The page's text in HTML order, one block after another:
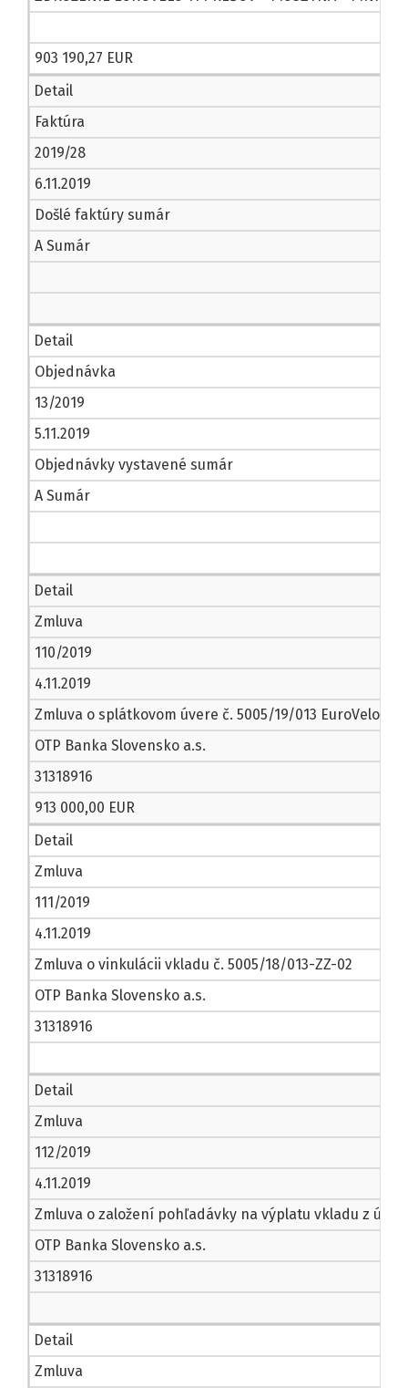
903 190,27 EUR
Detail
Faktúra
2019/28
6.11.2019
Došlé faktúry sumár
A Sumár
Detail
Objednávka
13/2019
5.11.2019
Objednávky vystavené sumár
A Sumár
Detail
Zmluva
110/2019
4.11.2019
Zmluva o splátkovom úvere č. 5005/19/013 EuroVelo 11
OTP Banka Slovensko a.s.
31318916
913 000,00 EUR
Detail
Zmluva
111/2019
4.11.2019
Zmluva o vinkulácii vkladu č. 5005/18/013-ZZ-02
OTP Banka Slovensko a.s.
31318916
Detail
Zmluva
112/2019
4.11.2019
Zmluva o založení pohľadávky na výplatu vkladu z
OTP Banka Slovensko a.s.
31318916
Detail
Zmluva